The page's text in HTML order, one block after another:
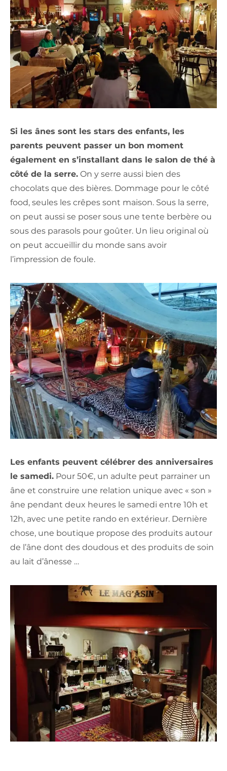
Si les ânes sont les stars des enfants, les
parents peuvent passer un bon moment
également en s’installant dans le salon de thé à
côté de la serre. On y serre aussi bien des
chocolats que des bières. Dommage pour le côté
food, seules les crêpes sont maison. Sous la serre,
on peut aussi se poser sous une tente berbère ou
sous des parasols pour goûter. Un lieu original où
on peut accueillir du monde sans avoir
l’impression de foule.
Les enfants peuvent célébrer des anniversaires
le samedi. Pour 50€, un adulte peut parrainer un
âne et construire une relation unique avec « son »
âne pendant deux heures le samedi entre 10h et
12h, avec une petite rando en extérieur. Dernière
chose, une boutique propose des produits autour
de l’âne dont des doudous et des produits de soin
au lait d’ânesse …